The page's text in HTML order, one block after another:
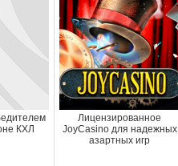
КХЛ
Лицензированное
JoyCasino для надежных
азартных игр